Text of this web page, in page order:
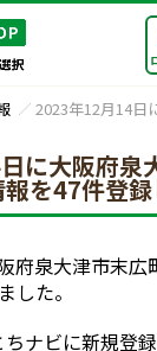
2023年12月14日
に大阪府泉
を47件登録
府泉大津市末広
した。
ナビに新規登